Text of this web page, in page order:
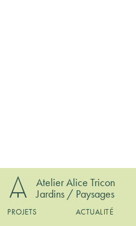
Atelier Alice Tricon
Jardins / Paysages
PROJETS ACTUALITÉ